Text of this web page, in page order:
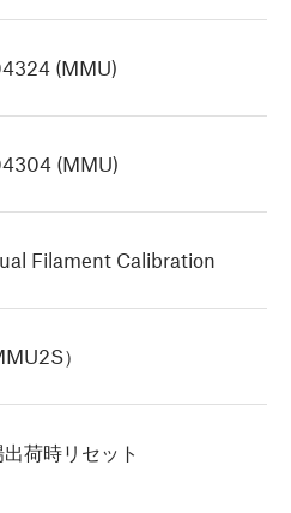
(MMU)
(MMU)
Filament Calibration
）
荷時リセット